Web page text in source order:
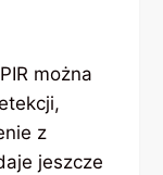
można
z
jeszcze